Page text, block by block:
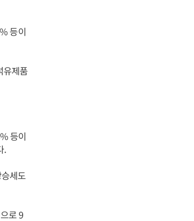
등이
유제품
등이
.
세도
로 9